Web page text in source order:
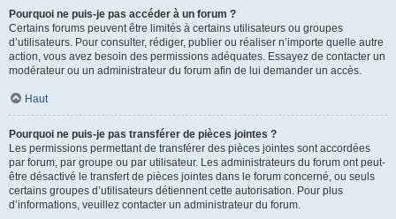
Pourquoi ne puis-je pas accéder à un forum ?
Certains forums peuvent être limités à certains utilisateurs ou groupes
d’utilisateurs. Pour consulter, rédiger, publier ou réaliser n’importe quelle autre
action, vous avez besoin des permissions adéquates. Essayez de contacter un
modérateur ou un administrateur du forum afin de lui demander un accès.
Haut
Pourquoi ne puis-je pas transférer de pièces jointes ?
Les permissions permettant de transférer des pièces jointes sont accordées
par forum, par groupe ou par utilisateur. Les administrateurs du forum ont peut-
être désactivé le transfert de pièces jointes dans le forum concerné, ou seuls
certains groupes d’utilisateurs détiennent cette autorisation. Pour plus
d’informations, veuillez contacter un administrateur du forum.